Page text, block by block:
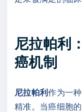
尼拉帕利
癌机制
尼拉帕利作为一种
精准。当癌细胞